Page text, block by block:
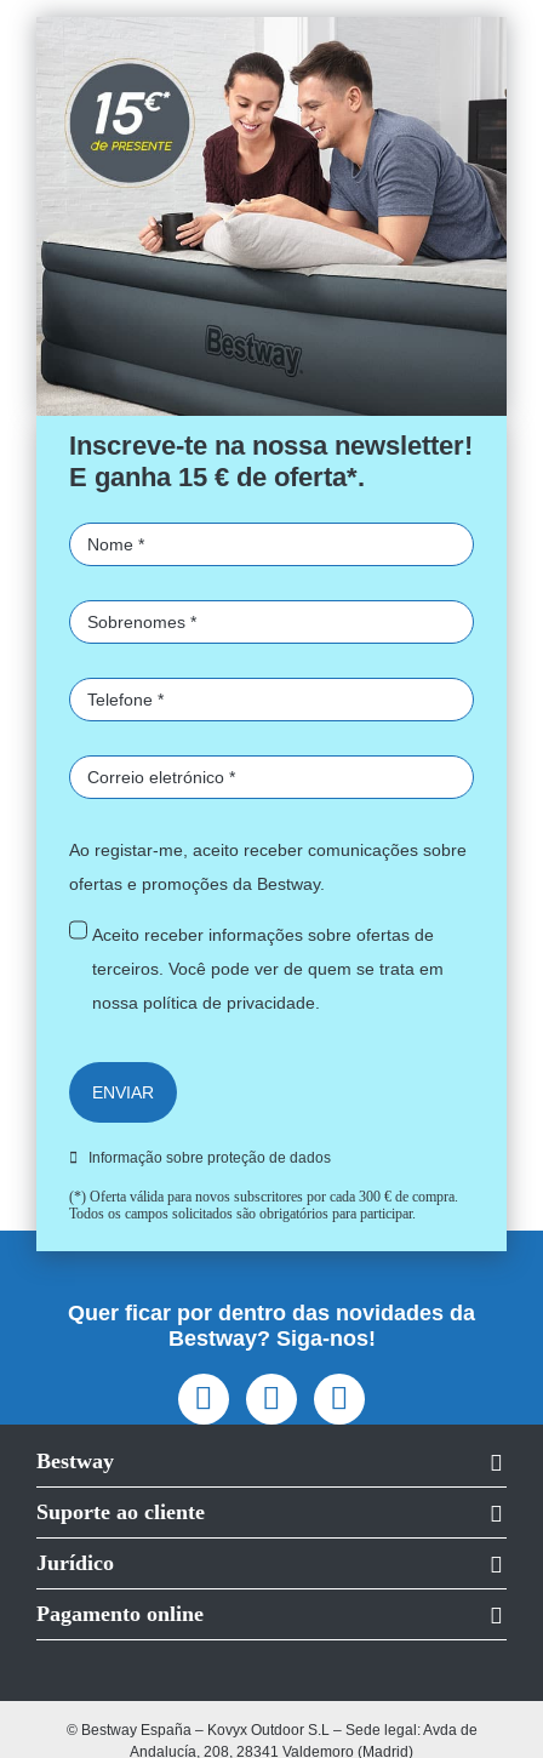
Inscreve-te na nossa newsletter!
E ganha 15 € de oferta*.
Ao registar-me, aceito receber comunicações sobre
ofertas e promoções da Bestway.
Aceito receber informações sobre ofertas de
terceiros. Você pode ver de quem se trata em
nossa política de privacidade.
ENVIAR
Informação sobre proteção de dados
(*) Oferta válida para novos subscritores por cada 300 € de compra.
Todos os campos solicitados são obrigatórios para participar.
Quer ficar por dentro das novidades da
Bestway? Siga-nos!
Bestway
Suporte ao cliente
Jurídico
Pagamento online
© Bestway España – Kovyx Outdoor S.L – Sede legal: Avda de
Andalucía, 208, 28341 Valdemoro (Madrid)